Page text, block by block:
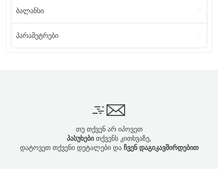
ბალანსი
პარამეტრები
თუ თქვენ არ იპოვეთ
პასუხები თქვენს კითხვაზე,
დატოვეთ თქვენი დეტალები დაჩვენ დაგიკავშირდებით